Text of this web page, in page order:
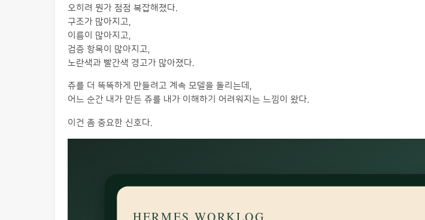
오히려 뭔가 점점 복잡해졌다.
구조가 많아지고,
이름이 많아지고,
검증 항목이 많아지고,
노란색과 빨간색 경고가 많아졌다.
쥬를 더 똑똑하게 만들려고 계속 모델을 돌리는데,
어느 순간 내가 만든 쥬를 내가 이해하기 어려워지는 느낌이 왔다.
이건 좀 중요한 신호다.